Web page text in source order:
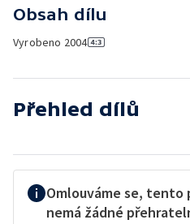
Obsah dílu
Vyrobeno 2004
Přehled dílů
Omlouváme se, tento
nemá žádné